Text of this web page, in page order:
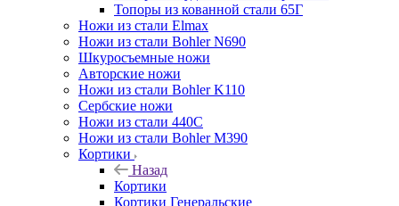
Топоры из кованной стали 65Г
Ножи из стали Elmax
Ножи из стали Bohler N690
Шкуросъемные ножи
Авторские ножи
Ножи из стали Bohler K110
Сербские ножи
Ножи из стали 440С
Ножи из стали Bohler M390
Кортики
Назад
Кортики
Кортики Генеральские